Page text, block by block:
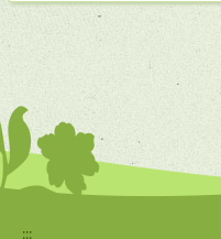
:::